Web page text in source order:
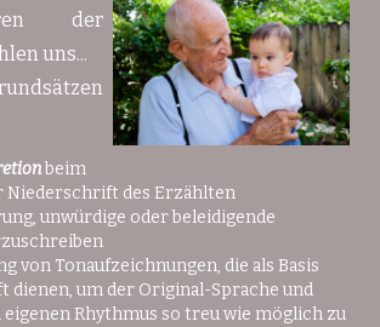
der
uns...
beim
Niederschrift des Erzählten
unwürdige oder beleidigende
von Tonaufzeichnungen, die als Basis
dienen, um der Original-Sprache und
eigenen Rhythmus so treu wie möglich zu